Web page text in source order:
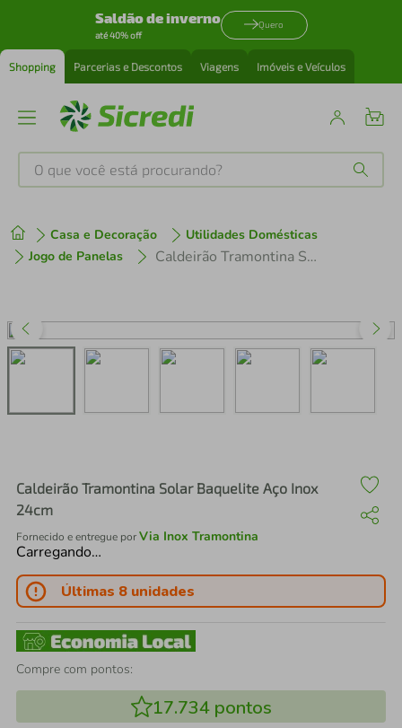
Saldão de inverno
até 40% off
Quero
Shopping Parcerias e Descontos Viagens Imóveis e Veículos
O que você está procurando?
Casa e Decoração
Utilidades Domésticas
Jogo de Panelas
Caldeirão Tramontina Solar Baquelite Aço Inox 24cm
Caldeirão Tramontina Solar Baquelite Aço Inox
24cm
Fornecido e entregue porVia Inox Tramontina
Carregando…
Últimas 8 unidades
Compre com pontos:
17.734pontos
1º tenis
3º perfume